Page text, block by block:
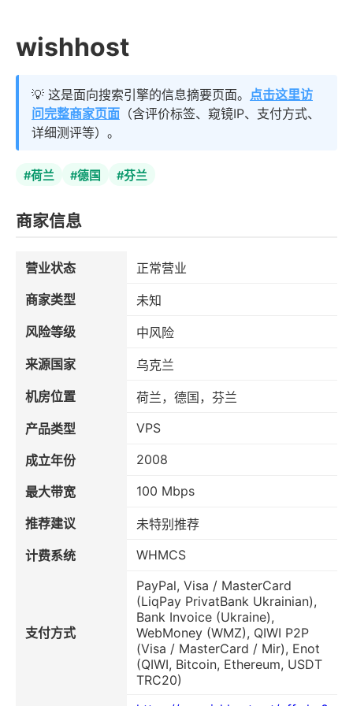
wishhost
💡 这是面向搜索引擎的信息摘要页面。 点击这里访
问完整商家页面 （含评价标签、窥镜IP、支付方式、
详细测评等）。
#荷兰 #德国 #芬兰
商家信息
营业状态
正常营业
商家类型
未知
风险等级
中风险
来源国家
乌克兰
机房位置
荷兰，德国，芬兰
产品类型
VPS
成立年份 2008
最大带宽 100 Mbps
推荐建议
未特别推荐
计费系统
WHMCS
支付方式
PayPal, Visa / MasterCard
(LiqPay PrivatBank Ukrainian),
Bank Invoice (Ukraine),
WebMoney (WMZ), QIWI P2P
(Visa / MasterCard / Mir), Enot
(QIWI, Bitcoin, Ethereum, USDT
TRC20)